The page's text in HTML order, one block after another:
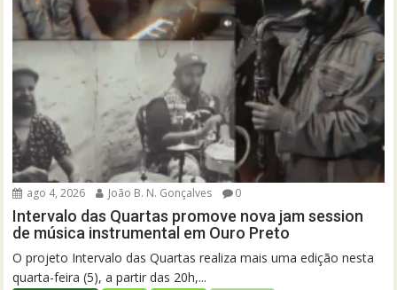
ago 4, 2026 João B. N. Gonçalves 0
Intervalo das Quartas promove nova jam session
de música instrumental em Ouro Preto
O projeto Intervalo das Quartas realiza mais uma edição nesta
quarta-feira (5), a partir das 20h,...